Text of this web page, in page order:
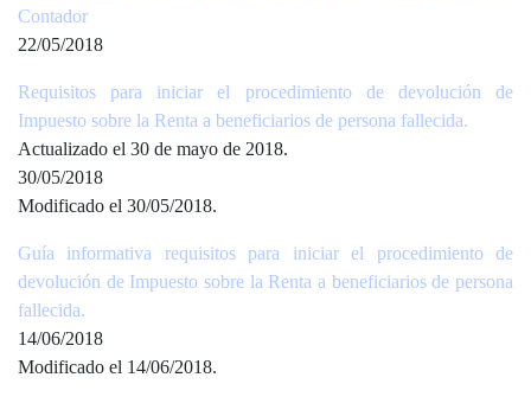
Contador
22/05/2018
Requisitos para iniciar el procedimiento de devolución de
Impuesto sobre la Renta a beneficiarios de persona fallecida.
Actualizado el 30 de mayo de 2018.
30/05/2018
Modificado el 30/05/2018.
Guía informativa requisitos para iniciar el procedimiento de
devolución de Impuesto sobre la Renta a beneficiarios de persona
fallecida.
14/06/2018
Modificado el 14/06/2018.